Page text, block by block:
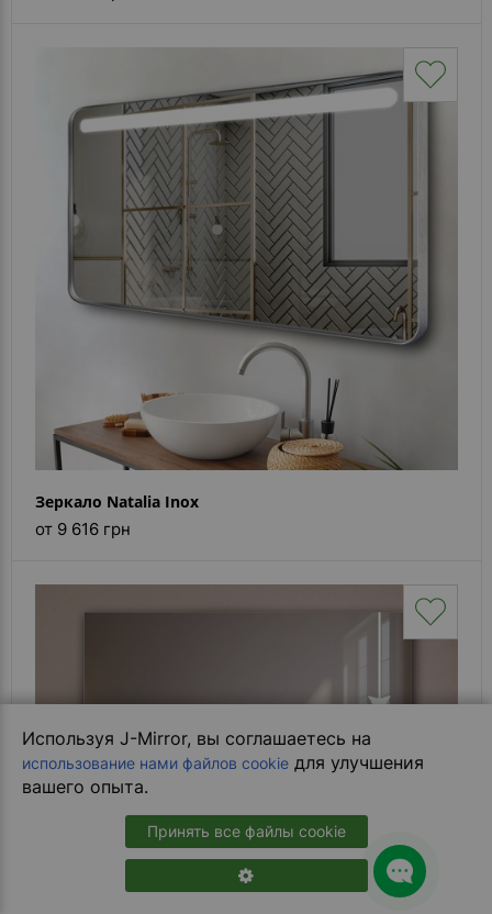
Используя J-Mirror, вы соглашаетесь на
использование нами файлов cookie для улучшения
вашего опыта.
Принять все файлы cookie
Зеркало Natalia Inox
от 9 616 грн